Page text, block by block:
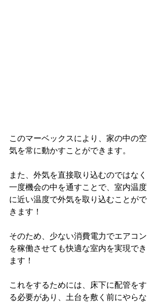
このマーベックスにより、家の中の空
気を常に動かすことができます。
また、外気を直接取り込むのではなく
一度機会の中を通すことで、室内温度
に近い温度で外気を取り込むことがで
きます！
そのため、少ない消費電力でエアコン
を稼働させても快適な室内を実現でき
ます！
これをするためには、床下に配管をす
る必要があり、土台を敷く前にやらな